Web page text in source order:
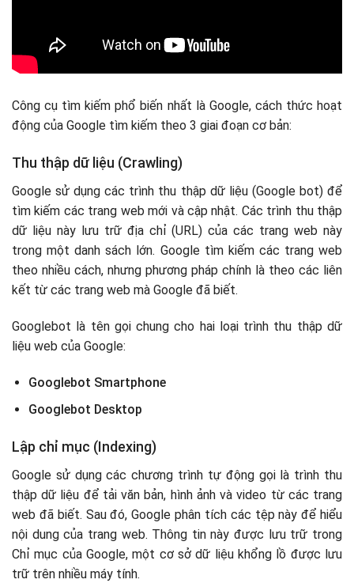
Theo dõi (Monitoring)
Khả năng thích ứng
Tư duy Logic
Kỹ năng kỹ thuật
So sánh SEO và Google Search Ads
Content Hub
Entity Layer
Visual Search
Một số câu hỏi thường gặp về SEO
SEO bao lâu thì có kết quả?
Làm SEO có cần biết viết content không?
Làm SEO có cần biết design không?
Lộ trình phát triển của nghề SEO tại Việt Nam như thế
nào?
2. Thực hành dự án SEO
3. Chuyên sâu về các khía cạnh SEO
5. Chuyển sang vai trò tư vấn hoặc đào tạo SEO
Làm SEO có các vị trí công việc nào trong công ty?
SEO và Marketing Online có khác nhau không?
Tối ưu hóa liên tục để đáp ứng sự phù hợp nội dung
Đối với “người dùng”
Quay về với những giá trị cốt lõi của SEO & Marketing
Tập trung vào người dùng
Xây dựng thương hiệu
Đo lường và phân tích
Cải tiến liên tục
Công cụ tìm kiếm phổ biến nhất là Google, cách thức hoạt
động của Google tìm kiếm theo 3 giai đoạn cơ bản:
Thu thập dữ liệu (Crawling)
Google sử dụng các trình thu thập dữ liệu (Google bot) để
tìm kiếm các trang web mới và cập nhật. Các trình thu thập
dữ liệu này lưu trữ địa chỉ (URL) của các trang web này
trong một danh sách lớn. Google tìm kiếm các trang web
theo nhiều cách, nhưng phương pháp chính là theo các liên
kết từ các trang web mà Google đã biết.
Googlebot là tên gọi chung cho hai loại trình thu thập dữ
liệu web của Google:
Googlebot Smartphone
Googlebot Desktop
Lập chỉ mục (Indexing)
Google sử dụng các chương trình tự động gọi là trình thu
thập dữ liệu để tải văn bản, hình ảnh và video từ các trang
web đã biết. Sau đó, Google phân tích các tệp này để hiểu
nội dung của trang web. Thông tin này được lưu trữ trong
Chỉ mục của Google, một cơ sở dữ liệu khổng lồ được lưu
trữ trên nhiều máy tính.